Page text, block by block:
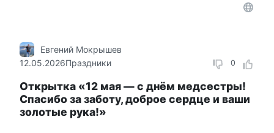
0
Евгений Мокрышев
12.05.2026Праздники
Открытка «12 мая — с днём медсестры!
Спасибо за заботу, доброе сердце и ваши
золотые рука!»